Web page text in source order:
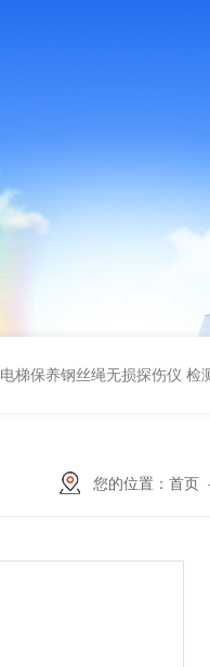
电梯保养钢丝绳无损探伤仪 检测跳丝/
您的位置： 首页